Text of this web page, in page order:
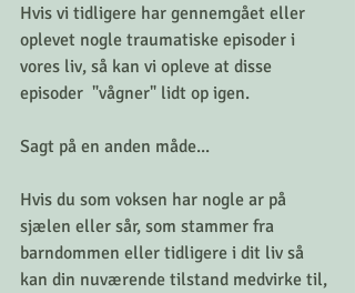
Hvis vi tidligere har gennemgået eller
oplevet nogle traumatiske episoder i
vores liv, så kan vi opleve at disse
episoder  "vågner" lidt op igen.
Sagt på en anden måde...
Hvis du som voksen har nogle ar på
sjælen eller sår, som stammer fra
barndommen eller tidligere i dit liv så
kan din nuværende tilstand medvirke til,